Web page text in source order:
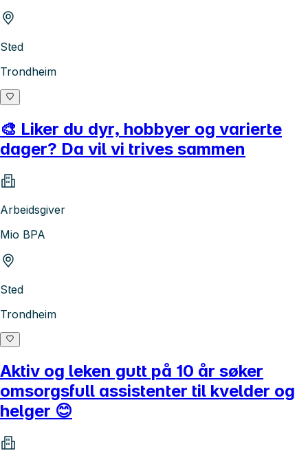
Sted
Trondheim
🎨 Liker du dyr, hobbyer og varierte
dager? Da vil vi trives sammen
Arbeidsgiver
Mio BPA
Sted
Trondheim
Aktiv og leken gutt på 10 år søker
omsorgsfull assistenter til kvelder og
helger 😊